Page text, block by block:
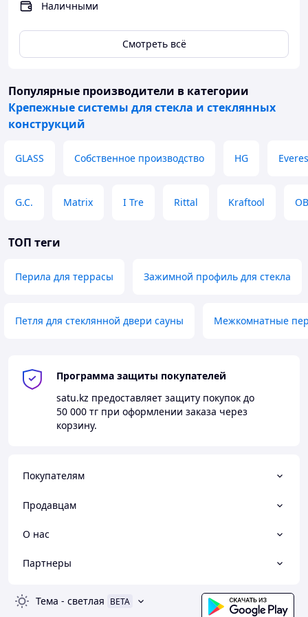
торцевые заглушки.
Профиль сверленый: от края 150 мм, следующие
Профиль сертифицирован и имеет протокол
испытаний!
Наличными
Смотреть всё
Популярные производители в категории
Крепежные системы для стекла и стеклянных
конструкций
GLASS Собственное производство HG
G.C. Matrix I Tre Rittal Kraftool
ТОП теги
Перила для террасы Зажимной профиль для стекла
Петля для стеклянной двери сауны Межкомнатные
Программа защиты покупателей
satu.kz предоставляет защиту покупок до
50 000 тг при оформлении заказа через
корзину.
Покупателям
Продавцам
О нас
Партнеры
Тема - светлая BETA